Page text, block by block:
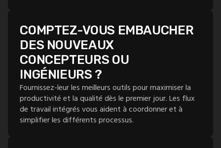
COMPTEZ-VOUS EMBAUCHER
DES NOUVEAUX
CONCEPTEURS OU
INGÉNIEURS ?
Fournissez-leur les meilleurs outils pour maximiser la
productivité et la qualité dès le premier jour. Les flux
de travail intégrés vous aident à coordonner et à
simplifier les différents processus.